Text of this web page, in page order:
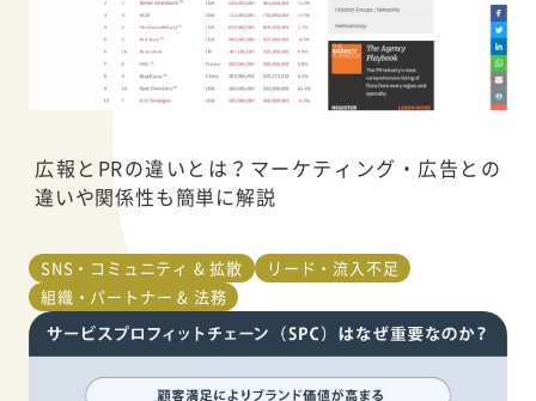
広報とPRの違いとは？マーケティング・広告との
違いや関係性も簡単に解説
SNS・コミュニティ & 拡散
リード・流入不足
組織・パートナー & 法務